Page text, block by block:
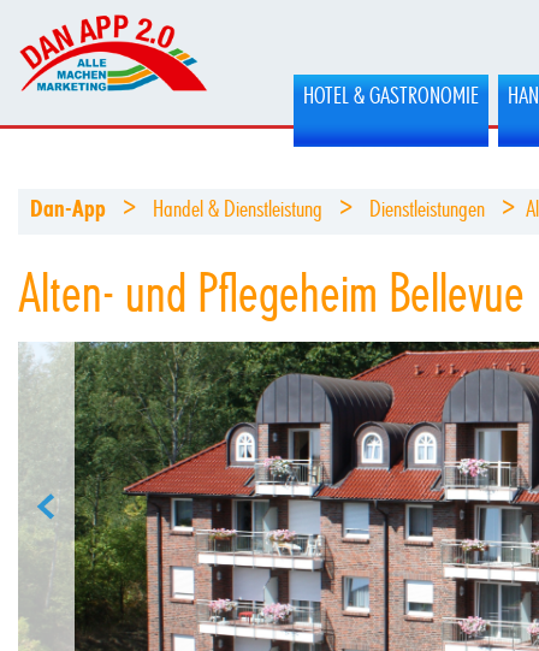
HOTEL & GASTRONOMIE
Dan-App > Handel & Dienstleistung > Dienstleistungen >
Alten- und Pflegeheim Bellevue